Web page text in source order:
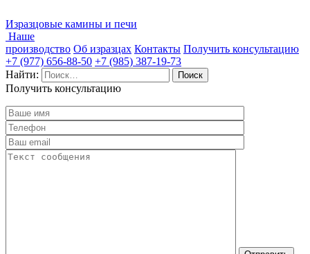
Изразцовые камины и печи
Наше
производство Об изразцах Контакты Получить консультацию
+7 (977) 656-88-50 +7 (985) 387-19-73
Найти:
Получить консультацию